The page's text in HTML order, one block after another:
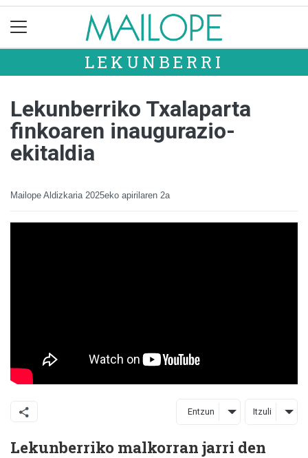
LEKUNBERRI
Lekunberriko Txalaparta
finkoaren inaugurazio-
ekitaldia
Mailope Aldizkaria 2025eko apirilaren 2a
Entzun Itzuli
Lekunberriko malkorran jarri den